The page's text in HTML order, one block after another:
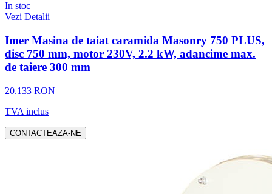
In stoc
Vezi Detalii
Imer Masina de taiat caramida Masonry 750 PLUS,
disc 750 mm, motor 230V, 2.2 kW, adancime max.
de taiere 300 mm
20.133 RON
TVA inclus
CONTACTEAZA-NE